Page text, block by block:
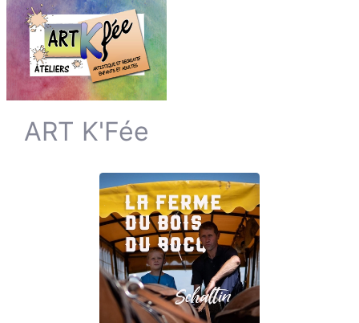
ART K'Fée